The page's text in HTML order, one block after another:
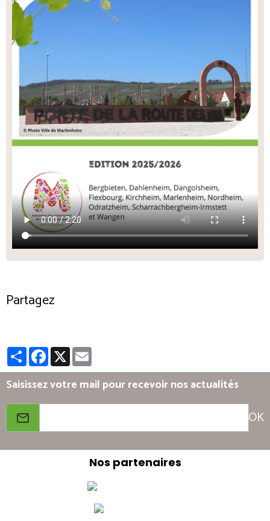
Partagez
PartagerFacebook
X
Saisissez votre mail pour recevoir nos actualités
OK
Nos partenaires